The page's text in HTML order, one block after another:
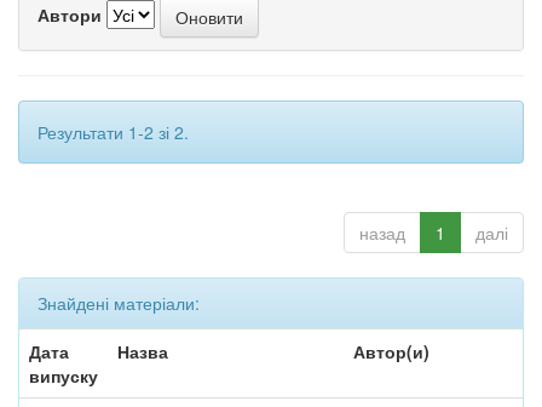
Автори
Результати 1-2 зі 2.
назад 1 далі
Знайдені матеріали:
Дата
випуску
Назва Автор(и)